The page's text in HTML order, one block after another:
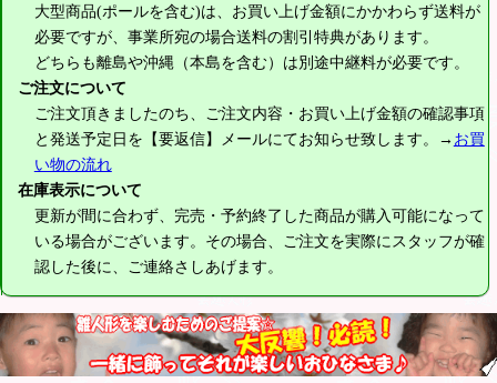
大型商品(ポールを含む)は、お買い上げ金額にかかわらず送料が
必要ですが、事業所宛の場合送料の割引特典があります。
どちらも離島や沖縄（本島を含む）は別途中継料が必要です。
ご注文について
ご注文頂きましたのち、ご注文内容・お買い上げ金額の確認事項
と発送予定日を【要返信】メールにてお知らせ致します。→ お買
い物の流れ
在庫表示について
更新が間に合わず、完売・予約終了した商品が購入可能になって
いる場合がございます。その場合、ご注文を実際にスタッフが確
認した後に、ご連絡さしあげます。